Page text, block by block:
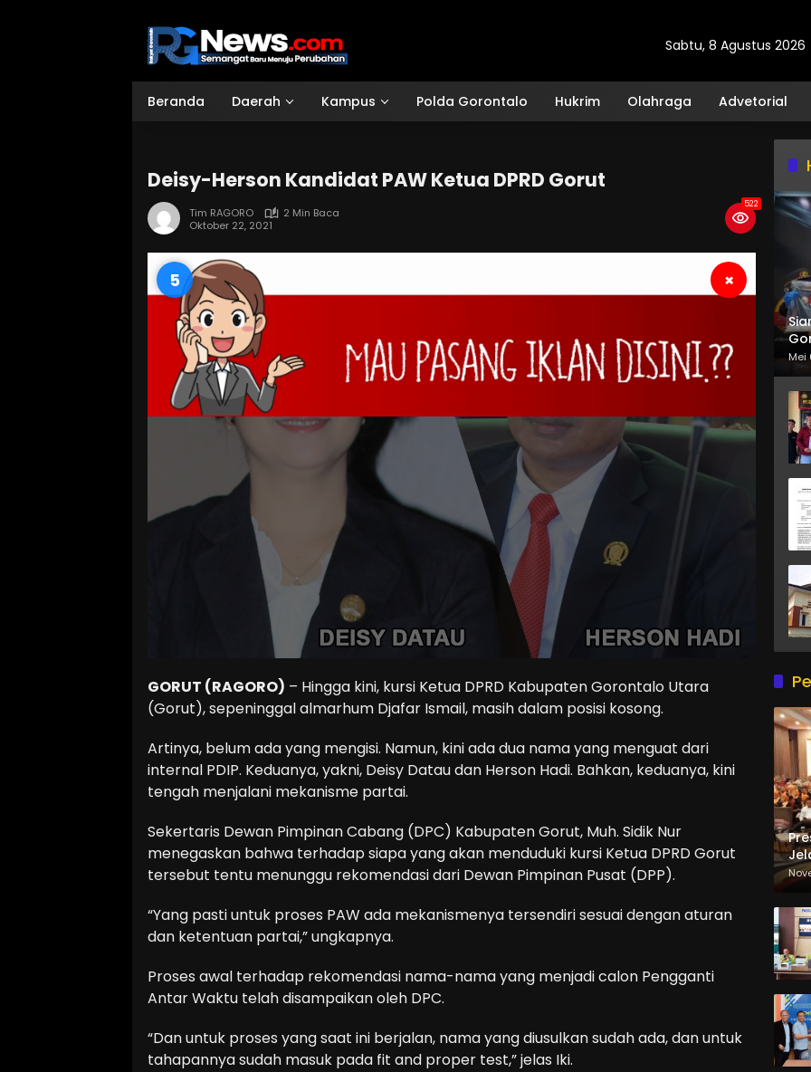
Sabtu, 8 Agustus 2026
Beranda Daerah Kampus Polda Gorontalo Hukrim Olahraga Advetorial
Deisy-Herson Kandidat PAW Ketua DPRD Gorut
Tim RAGORO
2 Min Baca
Oktober 22, 2021
522
4 ×
GORUT (RAGORO) – Hingga kini, kursi Ketua DPRD Kabupaten Gorontalo Utara
(Gorut), sepeninggal almarhum Djafar Ismail, masih dalam posisi kosong.
Artinya, belum ada yang mengisi. Namun, kini ada dua nama yang menguat dari
internal PDIP. Keduanya, yakni, Deisy Datau dan Herson Hadi. Bahkan, keduanya, kini
tengah menjalani mekanisme partai.
Sekertaris Dewan Pimpinan Cabang (DPC) Kabupaten Gorut, Muh. Sidik Nur
menegaskan bahwa terhadap siapa yang akan menduduki kursi Ketua DPRD Gorut
tersebut tentu menunggu rekomendasi dari Dewan Pimpinan Pusat (DPP).
“Yang pasti untuk proses PAW ada mekanismenya tersendiri sesuai dengan aturan
dan ketentuan partai,” ungkapnya.
Proses awal terhadap rekomendasi nama-nama yang menjadi calon Pengganti
Antar Waktu telah disampaikan oleh DPC.
“Dan untuk proses yang saat ini berjalan, nama yang diusulkan sudah ada, dan untuk
tahapannya sudah masuk pada fit and proper test,” jelas Iki.
Mei